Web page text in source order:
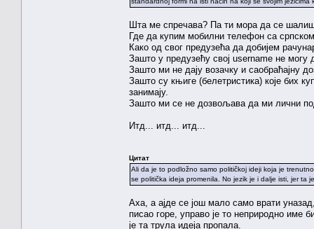
Шта ме спречава? Па ти мора да се
Где да купим мобилни телефон са
Како од свог предузећа да добијем
Зашто у предузећу свој username не
Зашто ми не дају возачку и саобраћајну
Зашто су књиге (белетристика) које бих
занимају.
Зашто ми се не дозвољава да ми лични
Итд... итд... итд...
Цитат
Ali da je to podložno samo političkoj ideji koja je
se politička ideja promenila. No jezik je i dalje isti, jer ta
Аха, а ајде се још мало само врати
писао горе, управо је то неприродно име
је та трула идеја пропала.